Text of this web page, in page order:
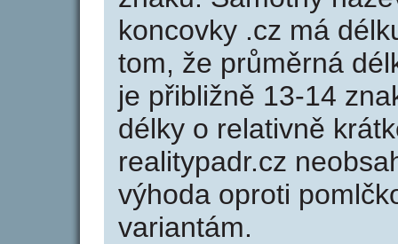
koncovky .cz má
tom, že průměrná
je přibližně 13-14
délky o relativně
realitypadr.cz
výhoda oproti
variantám.